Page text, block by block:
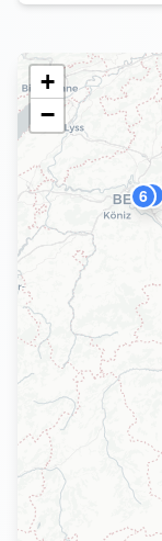
2
6
+
−